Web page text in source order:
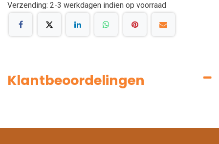
Verzending: 2-3 werkdagen indien op voorraad
Klantbeoordelingen